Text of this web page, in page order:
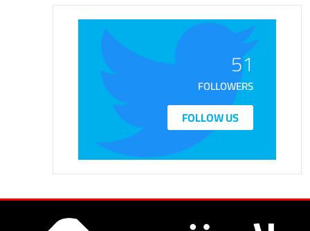
51
FOLLOWERS
FOLLOW US